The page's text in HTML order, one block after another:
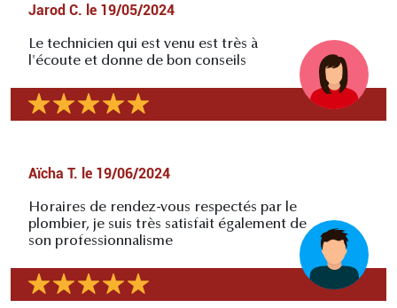
Jarod C. le 19/05/2024
Le technicien qui est venu est très à
l'écoute et donne de bon conseils
Aïcha T. le 19/06/2024
Horaires de rendez-vous respectés par le
plombier, je suis très satisfait également de
son professionnalisme